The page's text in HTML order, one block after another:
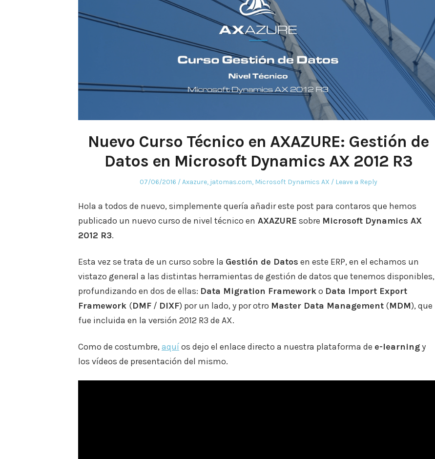
Nuevo Curso Técnico en AXAZURE: Gestión de
Datos en Microsoft Dynamics AX 2012 R3
Posted
07/06/2016
Posted
Axazure, jatomas.com, Microsoft Dynamics AX Leave a Reply
Hola a todos de nuevo, simplemente quería añadir este post para contaros que hemos
publicado un nuevo curso de nivel técnico en AXAZURE sobre Microsoft Dynamics AX
2012 R3.
Esta vez se trata de un curso sobre la Gestión de Datos en este ERP, en el echamos un
vistazo general a las distintas herramientas de gestión de datos que tenemos disponibles,
profundizando en dos de ellas: Data Migration Frameworko Data Import Export
Framework (DMF / DIXF) por un lado, y por otro Master Data Management (MDM), que
fue incluida en la versión 2012 R3 de AX.
Como de costumbre,aquíos dejo el enlace directo a nuestra plataforma de e-learningy
los vídeos de presentación del mismo.